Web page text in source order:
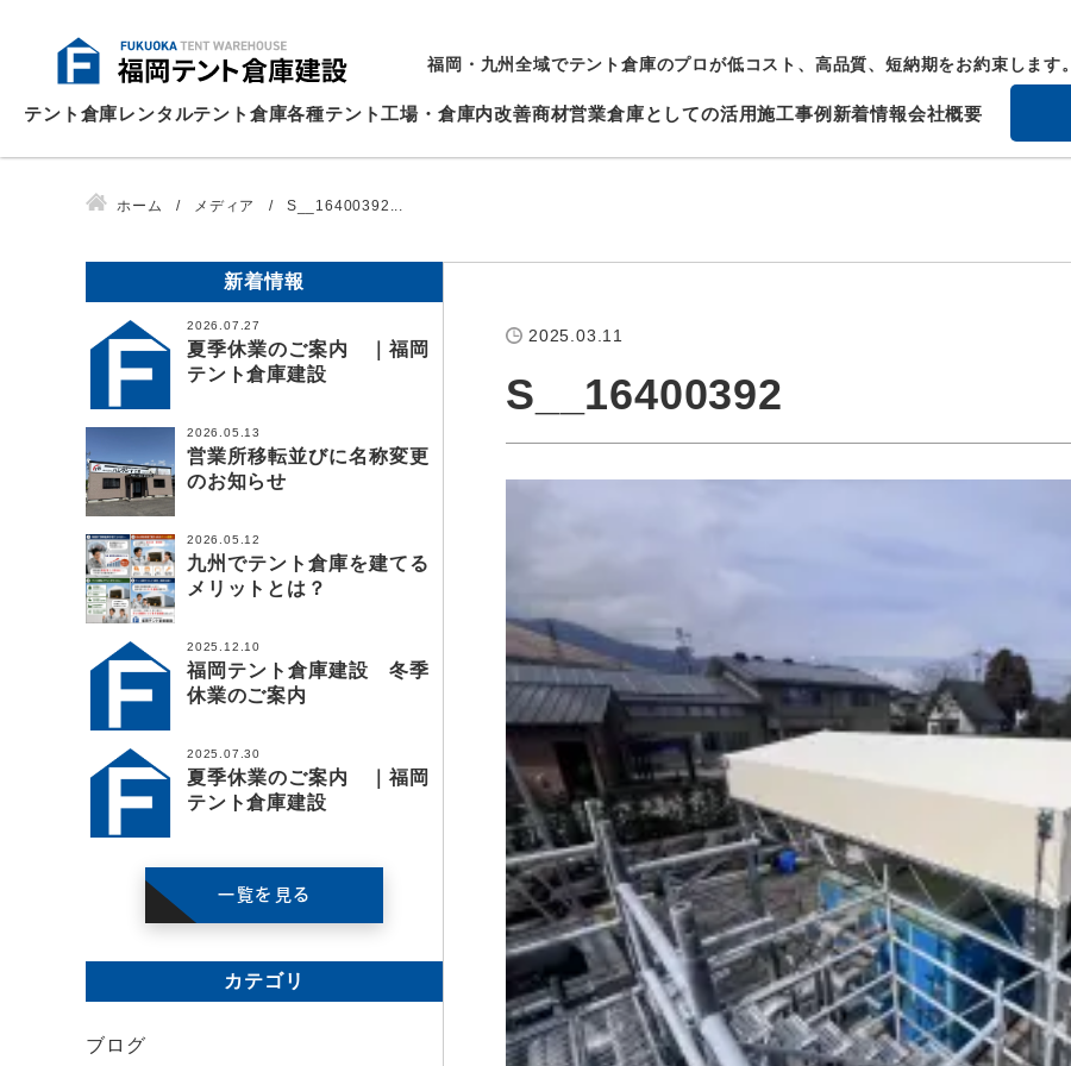
福岡・九州全域でテント倉庫のプロが低コスト、高品質、短納期をお約束します。
テント倉庫レンタルテント倉庫各種テント工場・倉庫内改善商材営業倉庫としての活用施工事例 新着情報会社概要
ホーム メディア S__16400392...
2025.03.11
S__16400392
新着情報
2026.07.27
夏季休業のご案内 ｜福岡
テント倉庫建設
2026.05.13
営業所移転並びに名称変更
のお知らせ
2026.05.12
九州でテント倉庫を建てる
メリットとは？
2025.12.10
福岡テント倉庫建設 冬季
休業のご案内
2025.07.30
夏季休業のご案内 ｜福岡
テント倉庫建設
一覧を見る
カテゴリ
ブログ